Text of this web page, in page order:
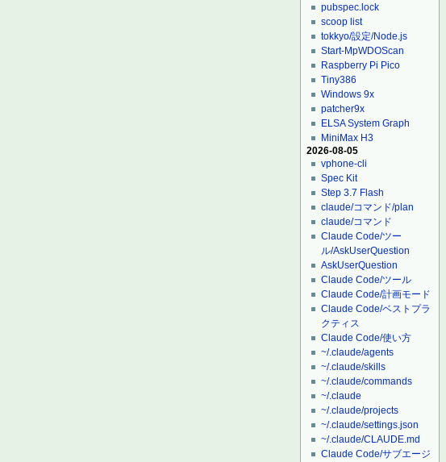
pubspec.lock
scoop list
tokkyo/設定/Node.js
Start-MpWDOScan
Raspberry Pi Pico
Tiny386
Windows 9x
patcher9x
ELSA System Graph
MiniMax H3
2026-08-05
vphone-cli
Spec Kit
Step 3.7 Flash
claude/コマンド/plan
claude/コマンド
Claude Code/ツー
ル/AskUserQuestion
AskUserQuestion
Claude Code/ツール
Claude Code/計画モード
Claude Code/ベストプラ
クティス
Claude Code/使い方
~/.claude/agents
~/.claude/skills
~/.claude/commands
~/.claude
~/.claude/projects
~/.claude/settings.json
~/.claude/CLAUDE.md
Claude Code/サブエージ